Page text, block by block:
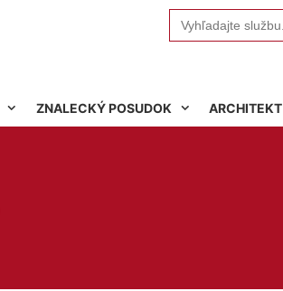
Search
for:
ZNALECKÝ POSUDOK ARCHITEKT